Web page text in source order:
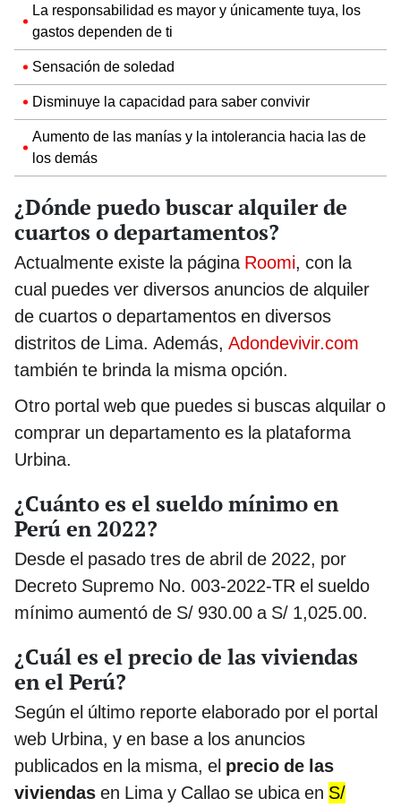
La responsabilidad es mayor y únicamente tuya, los
gastos dependen de ti
Sensación de soledad
Disminuye la capacidad para saber convivir
Aumento de las manías y la intolerancia hacia las de
los demás
¿Dónde puedo buscar alquiler de
cuartos o departamentos?
Actualmente existe la página Roomi, con la
cual puedes ver diversos anuncios de alquiler
de cuartos o departamentos en diversos
distritos de Lima. Además, Adondevivir.com
también te brinda la misma opción.
Otro portal web que puedes si buscas alquilar o
comprar un departamento es la plataforma
Urbina.
¿Cuánto es el sueldo mínimo en
Perú en 2022?
Desde el pasado tres de abril de 2022, por
Decreto Supremo No. 003-2022-TR el sueldo
mínimo aumentó de S/ 930.00 a S/ 1,025.00.
¿Cuál es el precio de las viviendas
en el Perú?
Según el último reporte elaborado por el portal
web Urbina, y en base a los anuncios
publicados en la misma, el precio de las
viviendas en Lima y Callao se ubica en S/